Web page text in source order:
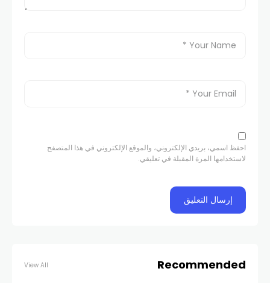
احفظ اسمي، بريدي الإلكتروني، والموقع الإلكتروني في هذا المتصفح
لاستخدامها المرة المقبلة في تعليقي.
Recommended
View All